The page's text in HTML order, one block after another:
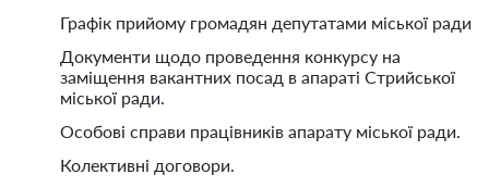
Графік прийому громадян депутатами міської ради
Документи щодо проведення конкурсу на
заміщення вакантних посад в апараті Стрийської
міської ради.
Особові справи працівників апарату міської ради.
Колективні договори.